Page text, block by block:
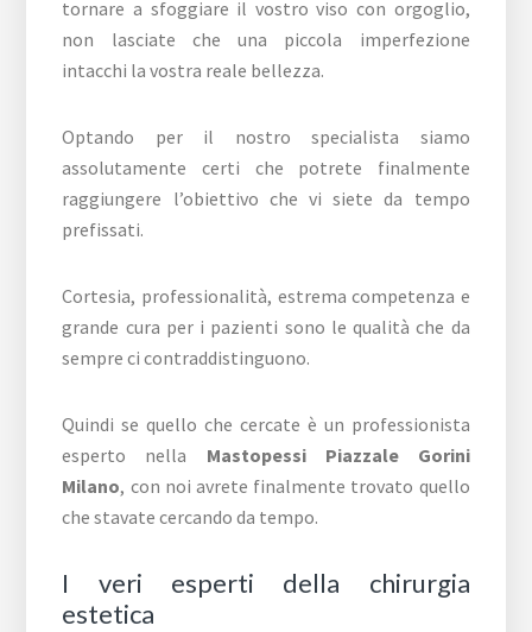
tornare a sfoggiare il vostro viso con orgoglio,
non lasciate che una piccola imperfezione
intacchi la vostra reale bellezza.
Optando per il nostro specialista siamo
assolutamente certi che potrete finalmente
raggiungere l’obiettivo che vi siete da tempo
prefissati.
Cortesia, professionalità, estrema competenza e
grande cura per i pazienti sono le qualità che da
sempre ci contraddistinguono.
Quindi se quello che cercate è un professionista
esperto nella Mastopessi Piazzale Gorini
Milano, con noi avrete finalmente trovato quello
che stavate cercando da tempo.
I veri esperti della chirurgia
estetica